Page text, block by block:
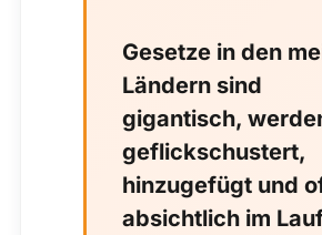
Gesetze in den
Ländern sind
gigantisch,
geflickschustert,
hinzugefügt und
absichtlich im